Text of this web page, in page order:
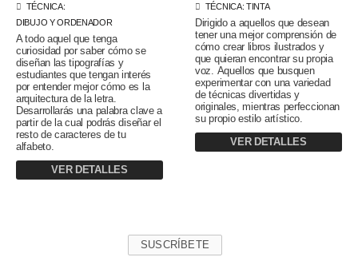
TÉCNICA:
DIBUJO Y ORDENADOR
A todo aquel que tenga
curiosidad por saber cómo se
diseñan las tipografías y
estudiantes que tengan interés
por entender mejor cómo es la
arquitectura de la letra.
Desarrollarás una palabra clave a
partir de la cual podrás diseñar el
resto de caracteres de tu
alfabeto.
VER DETALLES
TÉCNICA:TINTA
Dirigido a aquellos que desean
tener una mejor comprensión de
cómo crear libros ilustrados y
que quieran encontrar su propia
voz. Aquellos que busquen
experimentar con una variedad
de técnicas divertidas y
originales, mientras perfeccionan
su propio estilo artístico.
VER DETALLES
SUSCRÍBETE